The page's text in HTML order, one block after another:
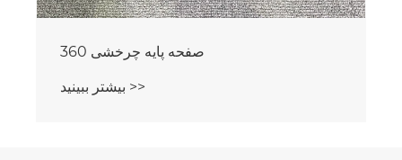
صفحه پایه چرخشی 360
بیشتر ببینید >>